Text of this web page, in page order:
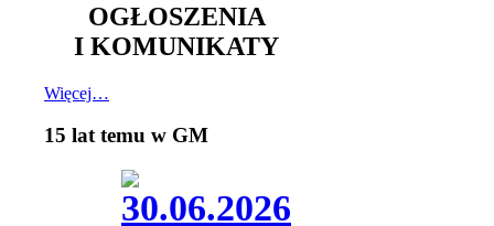
OGŁOSZENIA
I KOMUNIKATY
Więcej…
15 lat temu w GM